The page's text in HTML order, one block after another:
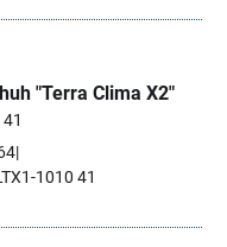
"Terra Clima X2"
1010 41